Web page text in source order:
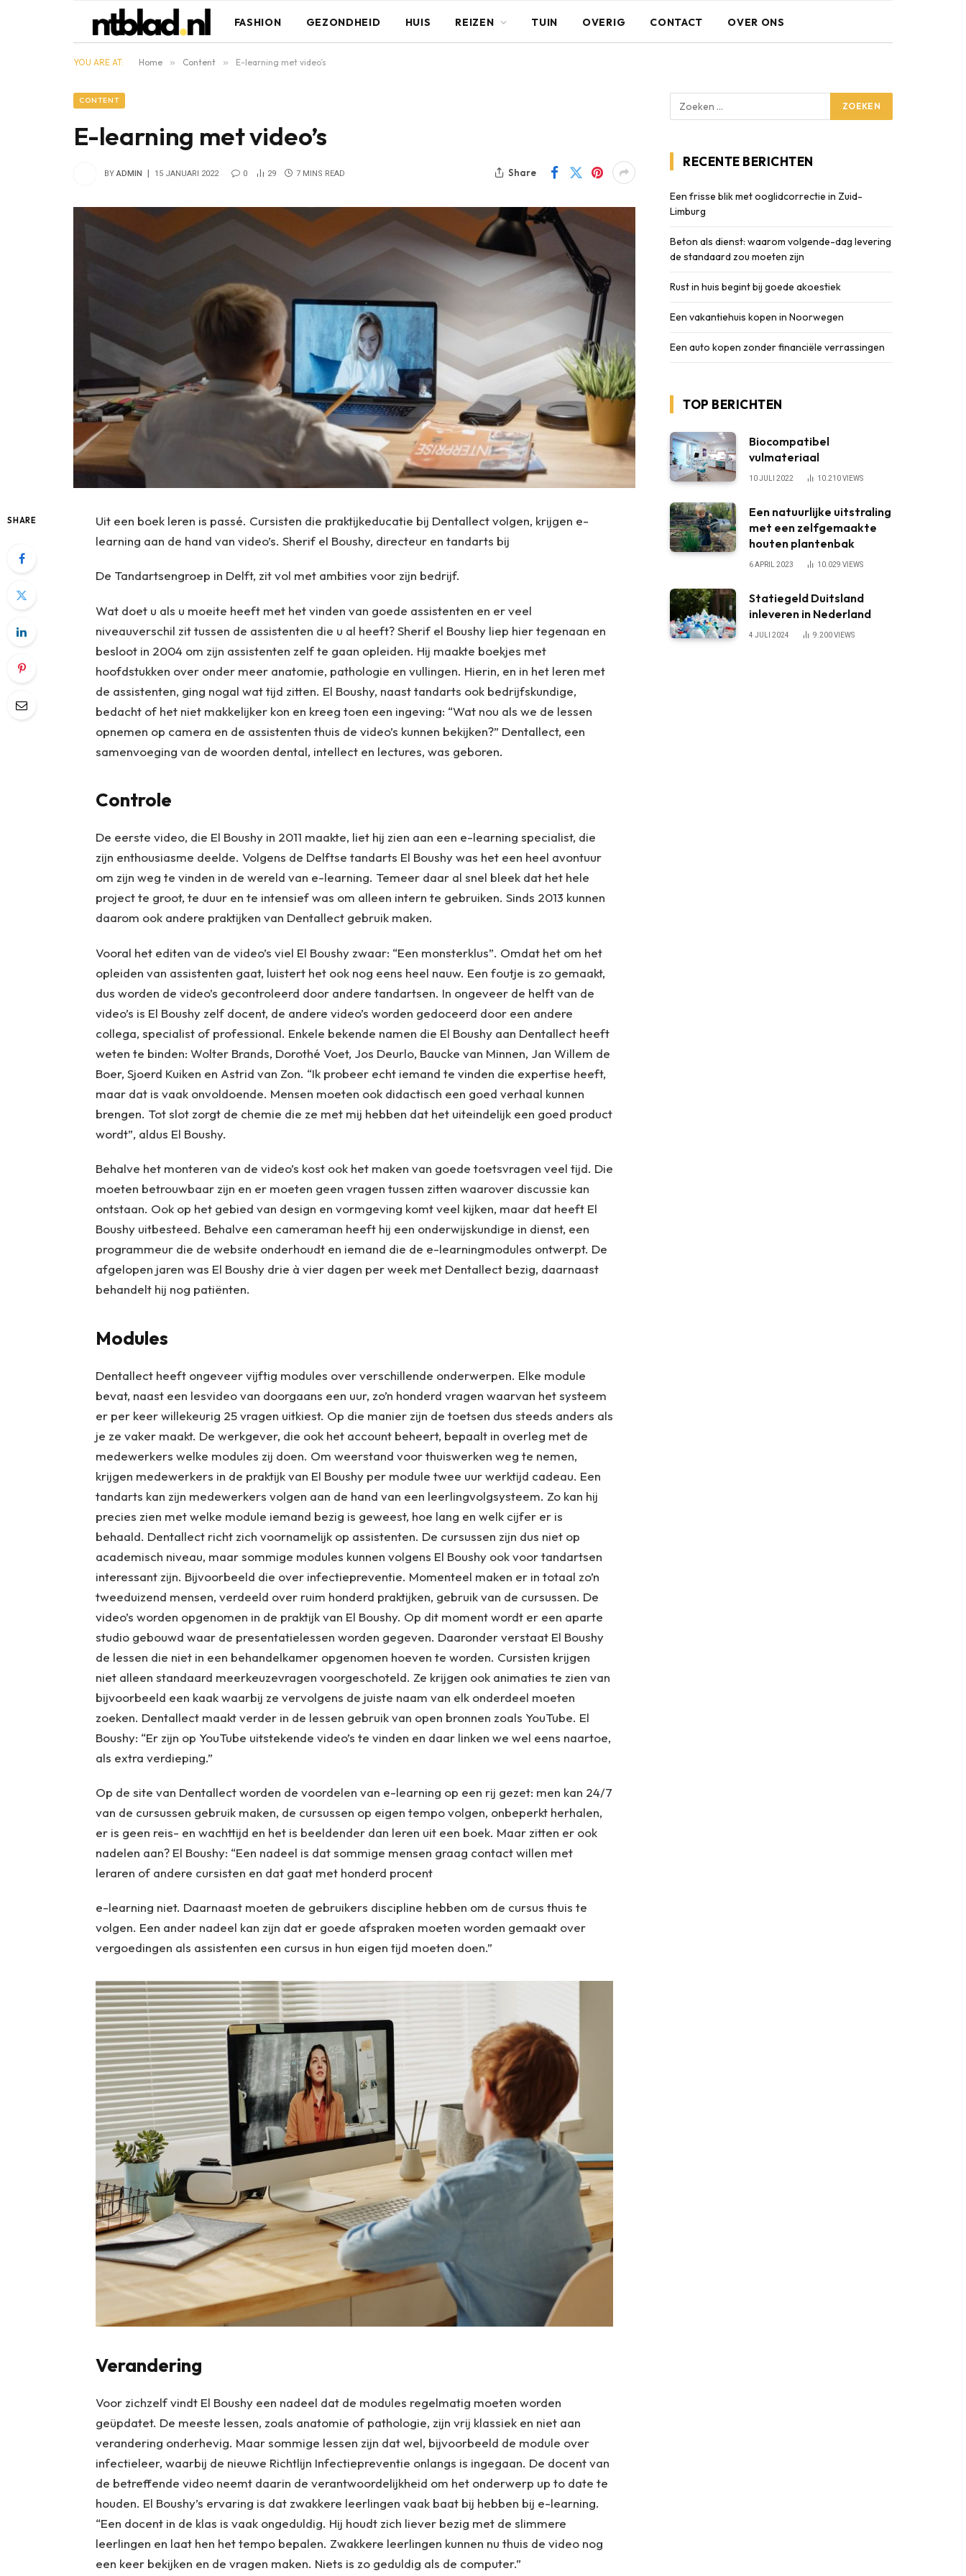
FASHION GEZONDHEID HUIS REIZEN TUIN OVERIG CONTACT OVER ONS
YOU ARE AT: Home » Content » E-learning met video’s
CONTENT
E-learning met video’s
BY ADMIN 15 JANUARI 2022 0 29 7 MINS READ Share
SHARE
Uit een boek leren is passé. Cursisten die praktijkeducatie bij Dentallect volgen, krijgen e-
learning aan de hand van video’s. Sherif el Boushy, directeur en tandarts bij
De Tandartsengroep in Delft, zit vol met ambities voor zijn bedrijf.
Wat doet u als u moeite heeft met het vinden van goede assistenten en er veel
niveauverschil zit tussen de assistenten die u al heeft? Sherif el Boushy liep hier tegenaan en
besloot in 2004 om zijn assistenten zelf te gaan opleiden. Hij maakte boekjes met
hoofdstukken over onder meer anatomie, pathologie en vullingen. Hierin, en in het leren met
de assistenten, ging nogal wat tijd zitten. El Boushy, naast tandarts ook bedrijfskundige,
bedacht of het niet makkelijker kon en kreeg toen een ingeving: “Wat nou als we de lessen
opnemen op camera en de assistenten thuis de video’s kunnen bekijken?” Dentallect, een
samenvoeging van de woorden dental, intellect en lectures, was geboren.
Controle
De eerste video, die El Boushy in 2011 maakte, liet hij zien aan een e-learning specialist, die
zijn enthousiasme deelde. Volgens de Delftse tandarts El Boushy was het een heel avontuur
om zijn weg te vinden in de wereld van e-learning. Temeer daar al snel bleek dat het hele
project te groot, te duur en te intensief was om alleen intern te gebruiken. Sinds 2013 kunnen
daarom ook andere praktijken van Dentallect gebruik maken.
Vooral het editen van de video’s viel El Boushy zwaar: “Een monsterklus”. Omdat het om het
opleiden van assistenten gaat, luistert het ook nog eens heel nauw. Een foutje is zo gemaakt,
dus worden de video’s gecontroleerd door andere tandartsen. In ongeveer de helft van de
video’s is El Boushy zelf docent, de andere video’s worden gedoceerd door een andere
collega, specialist of professional. Enkele bekende namen die El Boushy aan Dentallect heeft
weten te binden: Wolter Brands, Dorothé Voet, Jos Deurlo, Baucke van Minnen, Jan Willem de
Boer, Sjoerd Kuiken en Astrid van Zon. “Ik probeer echt iemand te vinden die expertise heeft,
maar dat is vaak onvoldoende. Mensen moeten ook didactisch een goed verhaal kunnen
brengen. Tot slot zorgt de chemie die ze met mij hebben dat het uiteindelijk een goed product
wordt”, aldus El Boushy.
Behalve het monteren van de video’s kost ook het maken van goede toetsvragen veel tijd. Die
moeten betrouwbaar zijn en er moeten geen vragen tussen zitten waarover discussie kan
ontstaan. Ook op het gebied van design en vormgeving komt veel kijken, maar dat heeft El
Boushy uitbesteed. Behalve een cameraman heeft hij een onderwijskundige in dienst, een
programmeur die de website onderhoudt en iemand die de e-learningmodules ontwerpt. De
afgelopen jaren was El Boushy drie à vier dagen per week met Dentallect bezig, daarnaast
behandelt hij nog patiënten.
Modules
Dentallect heeft ongeveer vijftig modules over verschillende onderwerpen. Elke module
bevat, naast een lesvideo van doorgaans een uur, zo’n honderd vragen waarvan het systeem
er per keer willekeurig 25 vragen uitkiest. Op die manier zijn de toetsen dus steeds anders als
je ze vaker maakt. De werkgever, die ook het account beheert, bepaalt in overleg met de
medewerkers welke modules zij doen. Om weerstand voor thuiswerken weg te nemen,
krijgen medewerkers in de praktijk van El Boushy per module twee uur werktijd cadeau. Een
tandarts kan zijn medewerkers volgen aan de hand van een leerlingvolgsysteem. Zo kan hij
precies zien met welke module iemand bezig is geweest, hoe lang en welk cijfer er is
behaald. Dentallect richt zich voornamelijk op assistenten. De cursussen zijn dus niet op
academisch niveau, maar sommige modules kunnen volgens El Boushy ook voor tandartsen
interessant zijn. Bijvoorbeeld die over infectiepreventie. Momenteel maken er in totaal zo’n
tweeduizend mensen, verdeeld over ruim honderd praktijken, gebruik van de cursussen. De
video’s worden opgenomen in de praktijk van El Boushy. Op dit moment wordt er een aparte
studio gebouwd waar de presentatielessen worden gegeven. Daaronder verstaat El Boushy
de lessen die niet in een behandelkamer opgenomen hoeven te worden. Cursisten krijgen
niet alleen standaard meerkeuzevragen voorgeschoteld. Ze krijgen ook animaties te zien van
bijvoorbeeld een kaak waarbij ze vervolgens de juiste naam van elk onderdeel moeten
zoeken. Dentallect maakt verder in de lessen gebruik van open bronnen zoals YouTube. El
Boushy: “Er zijn op YouTube uitstekende video’s te vinden en daar linken we wel eens naartoe,
als extra verdieping.”
Op de site van Dentallect worden de voordelen van e-learning op een rij gezet: men kan 24/7
van de cursussen gebruik maken, de cursussen op eigen tempo volgen, onbeperkt herhalen,
er is geen reis- en wachttijd en het is beeldender dan leren uit een boek. Maar zitten er ook
nadelen aan? El Boushy: “Een nadeel is dat sommige mensen graag contact willen met
leraren of andere cursisten en dat gaat met honderd procent
e-learning niet. Daarnaast moeten de gebruikers discipline hebben om de cursus thuis te
volgen. Een ander nadeel kan zijn dat er goede afspraken moeten worden gemaakt over
vergoedingen als assistenten een cursus in hun eigen tijd moeten doen.”
Verandering
Voor zichzelf vindt El Boushy een nadeel dat de modules regelmatig moeten worden
geüpdatet. De meeste lessen, zoals anatomie of pathologie, zijn vrij klassiek en niet aan
verandering onderhevig. Maar sommige lessen zijn dat wel, bijvoorbeeld de module over
infectieleer, waarbij de nieuwe Richtlijn Infectiepreventie onlangs is ingegaan. De docent van
de betreffende video neemt daarin de verantwoordelijkheid om het onderwerp up to date te
houden. El Boushy’s ervaring is dat zwakkere leerlingen vaak baat bij hebben bij e-learning.
“Een docent in de klas is vaak ongeduldig. Hij houdt zich liever bezig met de slimmere
leerlingen en laat hen het tempo bepalen. Zwakkere leerlingen kunnen nu thuis de video nog
een keer bekijken en de vragen maken. Niets is zo geduldig als de computer.”
RECENTE BERICHTEN
Een frisse blik met ooglidcorrectie in Zuid-
Limburg
Beton als dienst: waarom volgende-dag levering
de standaard zou moeten zijn
Rust in huis begint bij goede akoestiek
Een vakantiehuis kopen in Noorwegen
Een auto kopen zonder financiële verrassingen
TOP BERICHTEN
Biocompatibel
vulmateriaal
10 JULI 2022 10.210VIEWS
Een natuurlijke uitstraling
met een zelfgemaakte
houten plantenbak
6 APRIL 2023 10.029 VIEWS
Statiegeld Duitsland
inleveren in Nederland
4 JULI 2024 9.200VIEWS